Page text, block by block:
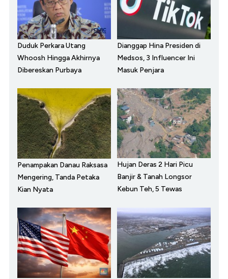
Duduk Perkara Utang
Whoosh Hingga Akhirnya
Dibereskan Purbaya
Dianggap Hina Presiden di
Medsos, 3 Influencer Ini
Masuk Penjara
Penampakan Danau Raksasa
Mengering, Tanda Petaka
Kian Nyata
Hujan Deras 2 Hari Picu
Banjir & Tanah Longsor
Kebun Teh, 5 Tewas